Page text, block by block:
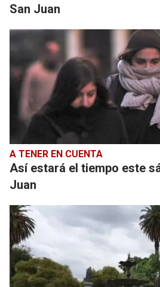
San Juan
A TENER EN CUENTA
Así estará el tiempo este
Juan